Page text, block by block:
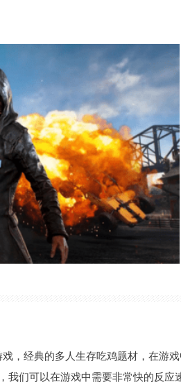
，经典的多人生存吃鸡题材，在游
我们可以在游戏中需要非常快的反应